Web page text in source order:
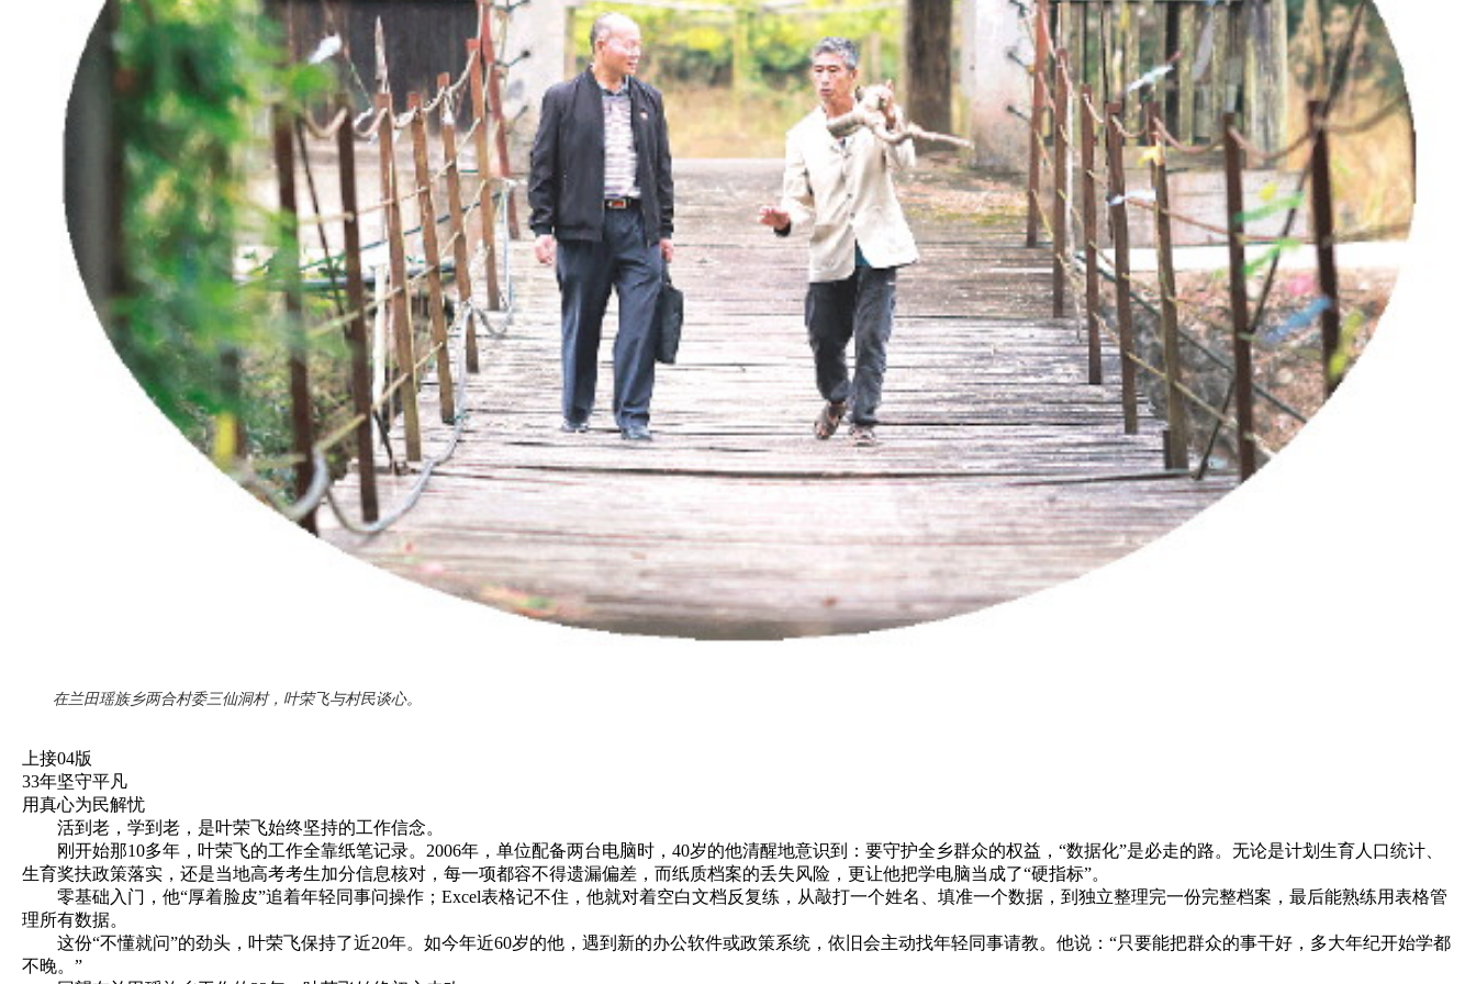
在兰田瑶族乡两合村委三仙洞村，叶荣飞与村民谈心。
上接04版
33年坚守平凡
用真心为民解忧
活到老，学到老，是叶荣飞始终坚持的工作信念。
刚开始那10多年，叶荣飞的工作全靠纸笔记录。2006年，单位配备两台电脑时，40岁的他清醒地意识到：要守护全乡群众的权益，“数据化”是必走的路。无论是计划生育人口统计、
生育奖扶政策落实，还是当地高考考生加分信息核对，每一项都容不得遗漏偏差，而纸质档案的丢失风险，更让他把学电脑当成了“硬指标”。
零基础入门，他“厚着脸皮”追着年轻同事问操作；Excel表格记不住，他就对着空白文档反复练，从敲打一个姓名、填准一个数据，到独立整理完一份完整档案，最后能熟练用表格管
理所有数据。
这份“不懂就问”的劲头，叶荣飞保持了近20年。如今年近60岁的他，遇到新的办公软件或政策系统，依旧会主动找年轻同事请教。他说：“只要能把群众的事干好，多大年纪开始学都
不晚。”